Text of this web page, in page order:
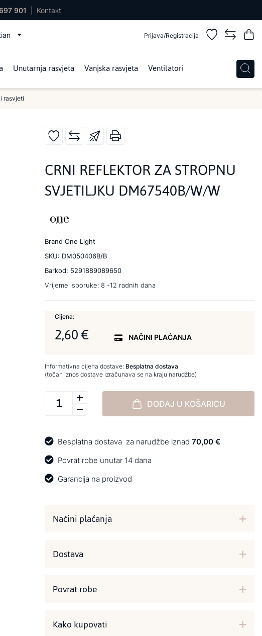
901 Kontakt
Prijava/Registracija
Unutarnja rasvjeta Vanjska rasvjeta Ventilatori
rasvjeti
CRNI REFLEKTOR ZA STROPNU
SVJETILJKU DM67540B/W/W
Brand One Light
SKU: DM050406B/B
Barkod: 5291889089650
Vrijeme isporuke: 8 -12 radnih dana
Cijena:
2,60 € NAČINI PLAĆANJA
Informativna cijena dostave: Besplatna dostava
(točan iznos dostave izračunava se na kraju narudžbe)
DODAJ U KOŠARICU
Besplatna dostava za narudžbe iznad 70,00 €
Povrat robe unutar 14 dana
Garancija na proizvod
Načini plaćanja
Dostava
Povrat robe
Kako kupovati